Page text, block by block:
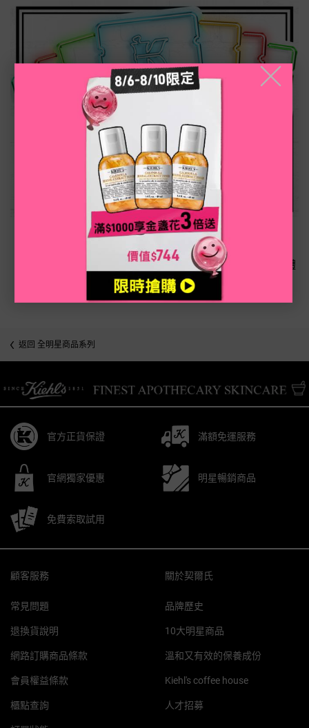
下單即享保養體驗組
官網獨家優惠，任一訂單不限金額都可享有自選3件保養體
驗禮。
返回 全明星商品系列
官方正貨保證 滿額免運服務
官網獨家優惠 明星暢銷商品
免費索取試用
顧客服務
常見問題
退換貨說明
網路訂購商品條款
會員權益條款
櫃點查詢
關於契爾氏
品牌歷史
10大明星商品
溫和又有效的保養成份
Kiehl's coffee house
人才招募
╳